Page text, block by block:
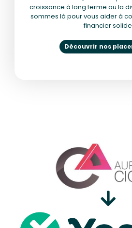
croissance à long terme ou la
sommes là pour vous aider à
financier
Découvrir nos